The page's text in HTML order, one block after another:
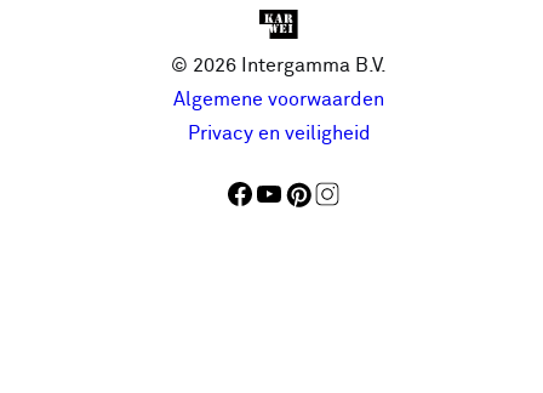
© 2026 Intergamma B.V.
Algemene voorwaarden
Privacy en veiligheid